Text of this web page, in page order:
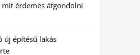
érdemes átgondolni
új építésű lakás